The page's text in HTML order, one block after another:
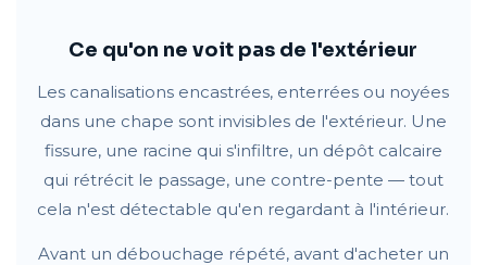
Ce qu'on ne voit pas de l'extérieur
Les canalisations encastrées, enterrées ou noyées
dans une chape sont invisibles de l'extérieur. Une
fissure, une racine qui s'infiltre, un dépôt calcaire
qui rétrécit le passage, une contre-pente — tout
cela n'est détectable qu'en regardant à l'intérieur.
Avant un débouchage répété, avant d'acheter un